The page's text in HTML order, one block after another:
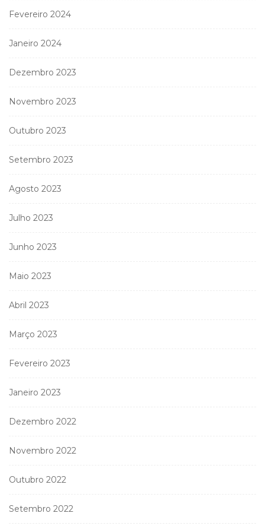
Fevereiro 2024
Janeiro 2024
Dezembro 2023
Novembro 2023
Outubro 2023
Setembro 2023
Agosto 2023
Julho 2023
Junho 2023
Maio 2023
Abril 2023
Março 2023
Fevereiro 2023
Janeiro 2023
Dezembro 2022
Novembro 2022
Outubro 2022
Setembro 2022